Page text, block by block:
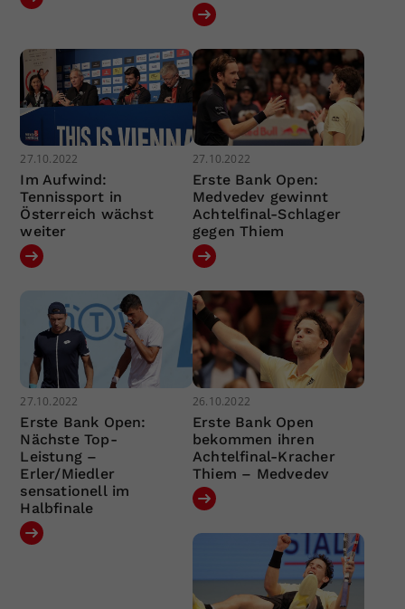
27.10.2022
Im Aufwind:
Tennissport in
Österreich wächst
weiter
27.10.2022
Erste Bank Open:
Medvedev gewinnt
Achtelfinal-Schlager
gegen Thiem
27.10.2022
Erste Bank Open:
Nächste Top-
Leistung –
Erler/Miedler
sensationell im
Halbfinale
26.10.2022
Erste Bank Open
bekommen ihren
Achtelfinal-Kracher
Thiem – Medvedev